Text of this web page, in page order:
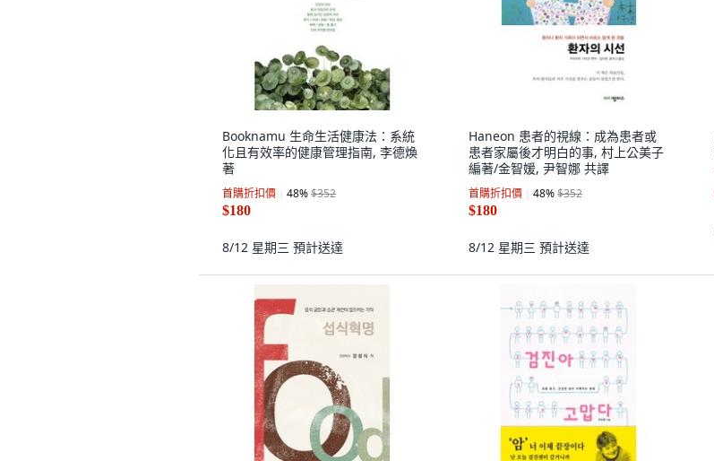
Booknamu 生命生活健康法：系統
化且有效率的健康管理指南, 李德煥
著
首購折扣價 48%$352
$180
8/12 星期三 預計送達
Haneon 患者的視線：成為患者或
患者家屬後才明白的事, 村上公美子
編著/金智媛, 尹智娜 共譯
首購折扣價 48%$352
$180
8/12 星期三 預計送達